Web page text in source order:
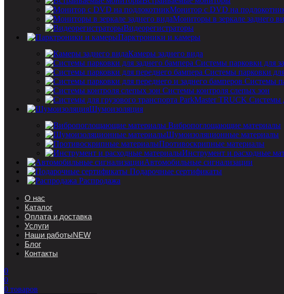
Монитор с DVD на
Мониторы в зеркале заднего
Видеорегистраторы
Парктроники и камеры
Камеры заднего вида
Системы парковки для
Системы парковки
Системы
Системы контроля слепых зон
Системы
Шумоизоляция
Вибропоглощающие материалы
Шумоизоляционные материалы
Противоскрипные материалы
Инструмент и расходные
Автомобильные сигнализации
Подарочные сертификаты
Распродажа
О нас
Каталог
Оплата и доставка
Услуги
Наши работыNEW
Блог
Контакты
0
0
0 товаров